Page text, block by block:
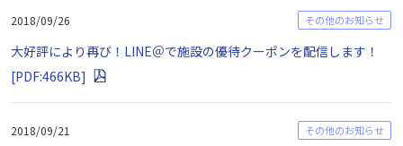
2018/09/26 その他のお知らせ
大好評により再び！LINE＠で施設の優待クーポンを配信します！
[PDF:466KB]
2018/09/21 その他のお知らせ